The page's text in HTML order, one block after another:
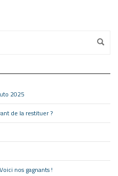
2025
de la restituer ?
nos gagnants !